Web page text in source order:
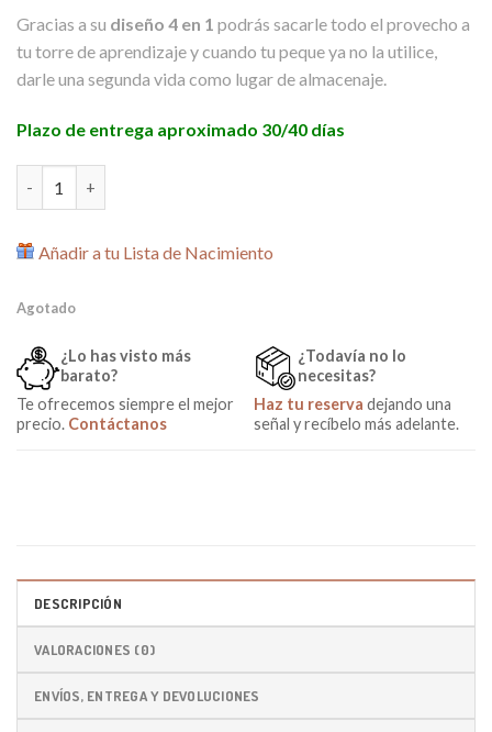
Gracias a su diseño 4 en 1 podrás sacarle todo el provecho a
tu torre de aprendizaje y cuando tu peque ya no la utilice,
darle una segunda vida como lugar de almacenaje.
Plazo de entrega aproximado 30/40 días
Añadir a tu Lista de Nacimiento
Agotado
¿Lo has visto más
barato?
Te ofrecemos siempre el mejor
precio. Contáctanos
¿Todavía no lo
necesitas?
Haz tu reserva dejando una
señal y recíbelo más adelante.
DESCRIPCIÓN
VALORACIONES (0)
ENVÍOS, ENTREGA Y DEVOLUCIONES